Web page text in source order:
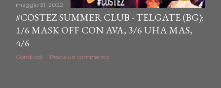
maggio 31, 2022
#COSTEZ SUMMER CLUB - TELGATE (BG):
1/6 MASK OFF CON AVA, 3/6 UHA MAS,
4/6
Condividi Posta un commento